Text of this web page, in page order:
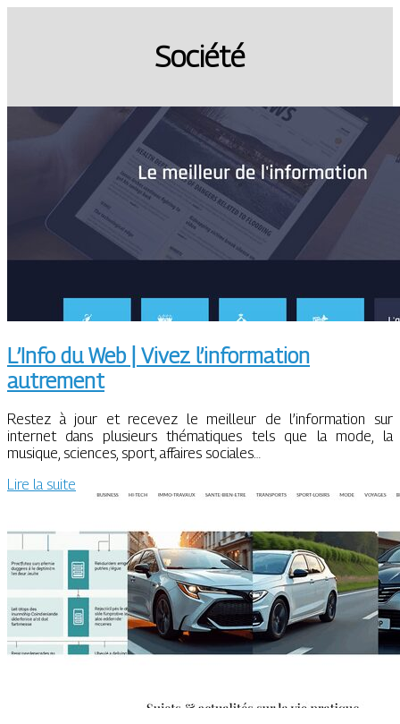
Société
L’Info du Web | Vivez l’information
autrement
Restez à jour et recevez le meilleur de l’information sur
internet dans plusieurs thématiques tels que la mode, la
musique, sciences, sport, affaires sociales…
Lire la suite